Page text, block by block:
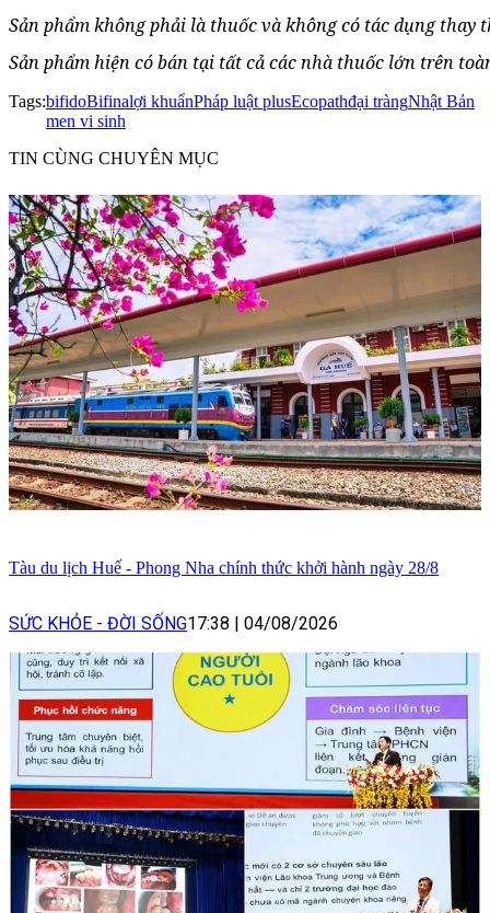
Sản phẩm không phải là thuốc và không có tác dụng thay
Sản phẩm hiện có bán tại tất cả các nhà thuốc lớn trên
Tags:bifidoBifinalợi khuẩnPháp luật plusEcopathđại tràngNhật Bản
men vi sinh
TIN CÙNG CHUYÊN MỤC
Tàu du lịch Huế - Phong Nha chính thức khởi hành ngày 28/8
SỨC KHỎE - ĐỜI SỐNG17:38 04/08/2026